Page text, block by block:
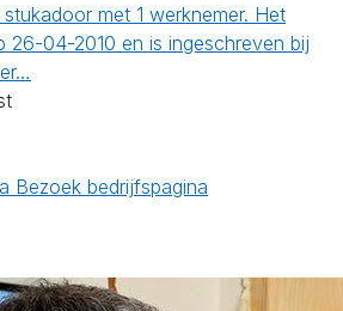
met 1 werknemer. Het
26-04-2010 en is ingeschreven bij
Bezoek bedrijfspagina